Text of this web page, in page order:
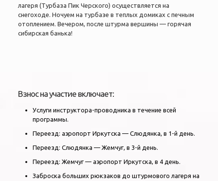
лагеря (Турбаза Пик Черского) осуществляется на
снегоходе. Ночуем на турбазе в теплых домиках с печным
отоплением. Вечером, после штурма вершины — горячая
сибирская банька!
Взнос на участие включает:
Услуги инструктора-проводника в течение всей
программы.
Переезд: аэропорт Иркутска — Слюдянка, в 1-й день.
Переезд: Слюдянка — Жемчуг, в 3-й день.
Переезд: Жемчуг — аэропорт Иркутска, в 4 день.
Заброска больших рюкзаков до штурмового лагеря на